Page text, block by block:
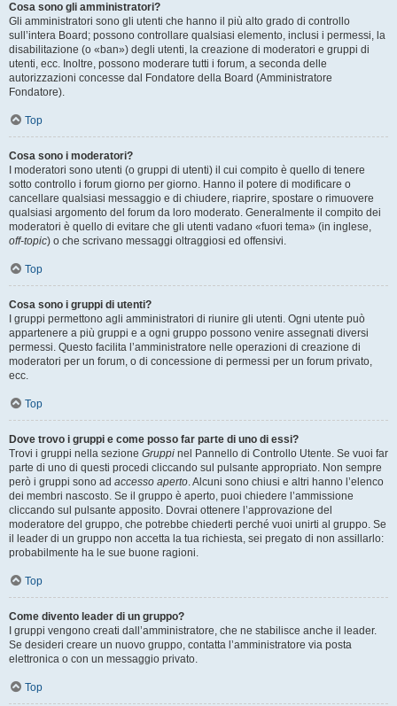
Cosa sono gli amministratori?
Gli amministratori sono gli utenti che hanno il più alto grado di controllo
sull’intera Board; possono controllare qualsiasi elemento, inclusi i permessi, la
disabilitazione (o «ban») degli utenti, la creazione di moderatori e gruppi di
utenti, ecc. Inoltre, possono moderare tutti i forum, a seconda delle
autorizzazioni concesse dal Fondatore della Board (Amministratore
Fondatore).
Top
Cosa sono i moderatori?
I moderatori sono utenti (o gruppi di utenti) il cui compito è quello di tenere
sotto controllo i forum giorno per giorno. Hanno il potere di modificare o
cancellare qualsiasi messaggio e di chiudere, riaprire, spostare o rimuovere
qualsiasi argomento del forum da loro moderato. Generalmente il compito dei
moderatori è quello di evitare che gli utenti vadano «fuori tema» (in inglese,
off-topic) o che scrivano messaggi oltraggiosi ed offensivi.
Top
Cosa sono i gruppi di utenti?
I gruppi permettono agli amministratori di riunire gli utenti. Ogni utente può
appartenere a più gruppi e a ogni gruppo possono venire assegnati diversi
permessi. Questo facilita l’amministratore nelle operazioni di creazione di
moderatori per un forum, o di concessione di permessi per un forum privato,
ecc.
Top
Dove trovo i gruppi e come posso far parte di uno di essi?
Trovi i gruppi nella sezione Gruppi nel Pannello di Controllo Utente. Se vuoi far
parte di uno di questi procedi cliccando sul pulsante appropriato. Non sempre
però i gruppi sono ad accesso aperto. Alcuni sono chiusi e altri hanno l’elenco
dei membri nascosto. Se il gruppo è aperto, puoi chiedere l’ammissione
cliccando sul pulsante apposito. Dovrai ottenere l’approvazione del
moderatore del gruppo, che potrebbe chiederti perché vuoi unirti al gruppo. Se
il leader di un gruppo non accetta la tua richiesta, sei pregato di non assillarlo:
probabilmente ha le sue buone ragioni.
Top
Come divento leader di un gruppo?
I gruppi vengono creati dall’amministratore, che ne stabilisce anche il leader.
Se desideri creare un nuovo gruppo, contatta l’amministratore via posta
elettronica o con un messaggio privato.
Top